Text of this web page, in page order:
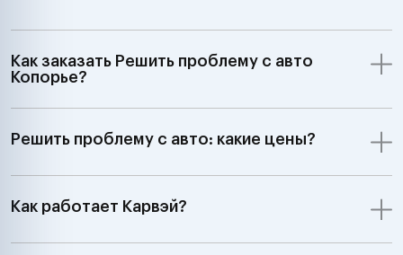
Как заказать Решить проблему с авто
Копорье?
Решить проблему с авто: какие цены?
Как работает Карвэй?